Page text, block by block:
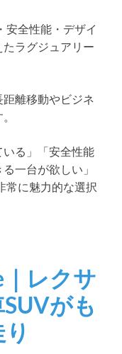
安全性能・デザイ
ラグジュアリー
離移動やビジネ
いる」「安全性能
一台が欲しい」
常に魅力的な選択
レクサ
がも